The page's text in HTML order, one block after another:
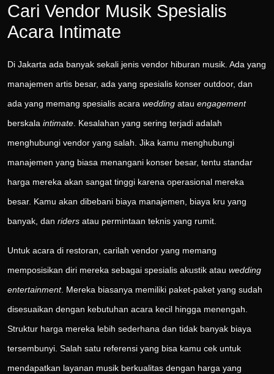
Cari Vendor Musik Spesialis
Acara Intimate
Di Jakarta ada banyak sekali jenis vendor hiburan musik. Ada yang
manajemen artis besar, ada yang spesialis konser outdoor, dan
ada yang memang spesialis acara wedding atau engagement
berskala intimate . Kesalahan yang sering terjadi adalah
menghubungi vendor yang salah. Jika kamu menghubungi
manajemen yang biasa menangani konser besar, tentu standar
harga mereka akan sangat tinggi karena operasional mereka
besar. Kamu akan dibebani biaya manajemen, biaya kru yang
banyak, dan riders atau permintaan teknis yang rumit.
Untuk acara di restoran, carilah vendor yang memang
memposisikan diri mereka sebagai spesialis akustik atau wedding
entertainment. Mereka biasanya memiliki paket-paket yang sudah
disesuaikan dengan kebutuhan acara kecil hingga menengah.
Struktur harga mereka lebih sederhana dan tidak banyak biaya
tersembunyi. Salah satu referensi yang bisa kamu cek untuk
mendapatkan layanan musik berkualitas dengan harga yang